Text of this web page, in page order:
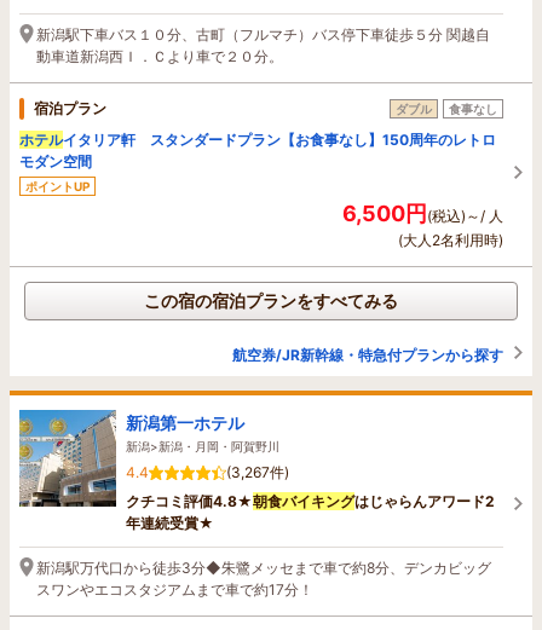
新潟駅下車バス１０分、古町（フルマチ）バス停下車徒歩５分 関越自
動車道新潟西Ｉ．Ｃより車で２０分。
宿泊プラン ダブル 食事なし
ホテルイタリア軒 スタンダードプラン【お食事なし】150周年のレトロ
モダン空間
ポイントUP
6,500円(税込)～/ 人
(大人2名利用時)
この宿の宿泊プランをすべてみる
航空券/JR新幹線・特急付プランから探す
新潟第一ホテル
新潟>新潟・月岡・阿賀野川
4.4
(3,267件)
クチコミ評価4.8★朝食バイキングはじゃらんアワード2
年連続受賞★
新潟駅万代口から徒歩3分◆朱鷺メッセまで車で約8分、デンカビッグ
スワンやエコスタジアムまで車で約17分！